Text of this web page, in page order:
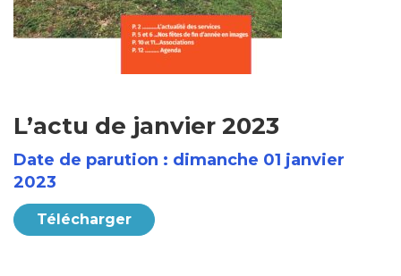
L’actu de janvier 2023
Date de parution : dimanche 01 janvier
2023
Télécharger